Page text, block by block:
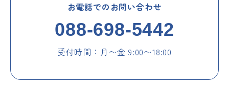
お電話でのお問い合わせ
088-698-5442
受付時間：月〜金 9:00〜18:00